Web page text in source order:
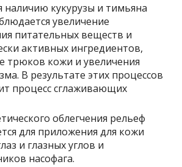
наличию кукурузы и тимьяна
увеличение
питательных веществ и
активных ингредиентов,
трюков кожи и увеличения
В результате этих процессов
процесс сглаживающих
облегчения рельеф
для приложения для кожи
и глазных углов и
насофага.